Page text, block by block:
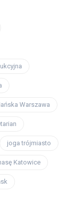
Warszawa
joga trójmiasto
Katowice